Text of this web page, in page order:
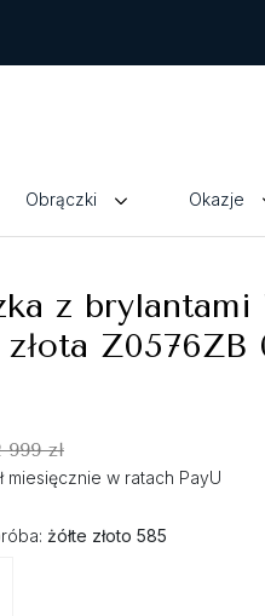
Obrączki Okazje
z brylantami
złota
999 zł
miesięcznie w ratach PayU
żółte złoto 585